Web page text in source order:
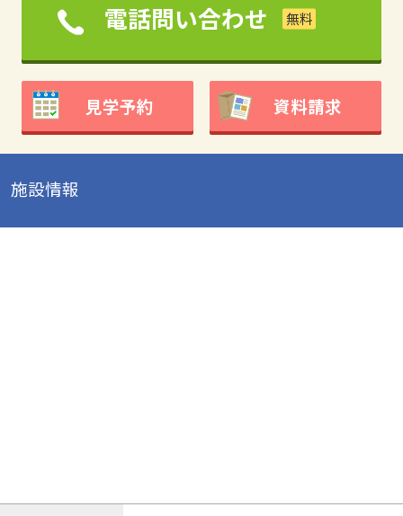
電話問い合わせ
見学予約 資料請求
施設情報